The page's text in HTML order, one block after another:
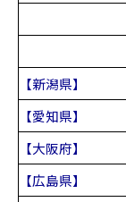
【新潟県】
【愛知県】
【大阪府】
【広島県】